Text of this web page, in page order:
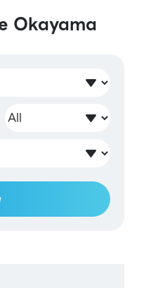
Okayama